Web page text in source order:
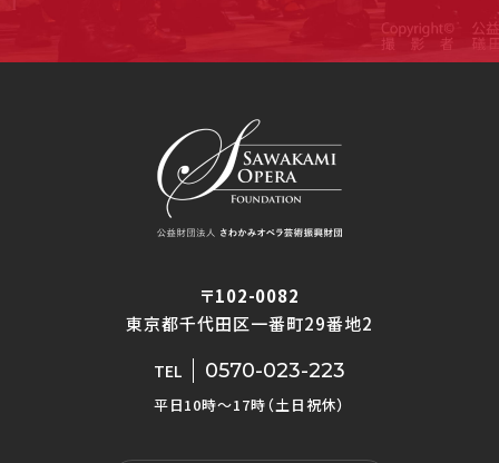
〒102-0082
東京都千代田区一番町29番地2
TEL 0570-023-223
平日10時〜17時（土日祝休）